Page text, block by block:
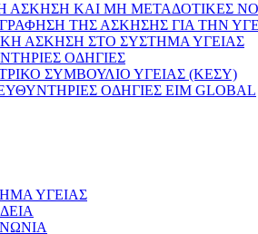
ΑΣΚΗΣΗ ΚΑΙ ΜΗ ΜΕΤΑΔΟΤΙΚΕΣ
ΤΗΣ ΑΣΚΗΣΗΣ ΓΙΑ ΤΗΝ
ΑΣΚΗΣΗ ΣΤΟ ΣΥΣΤΗΜΑ ΥΓΕΙΑΣ
ΟΔΗΓΙΕΣ
ΣΥΜΒΟΥΛΙΟ ΥΓΕΙΑΣ (ΚΕΣΥ)
ΟΔΗΓΙΕΣ EIM GLOBAL
ΥΓΕΙΑΣ